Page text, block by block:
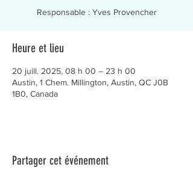
Responsable : Yves Provencher
Heure et lieu
20 juill. 2025, 08 h 00 – 23 h 00
Austin, 1 Chem. Millington, Austin, QC J0B
1B0, Canada
Partager cet événement